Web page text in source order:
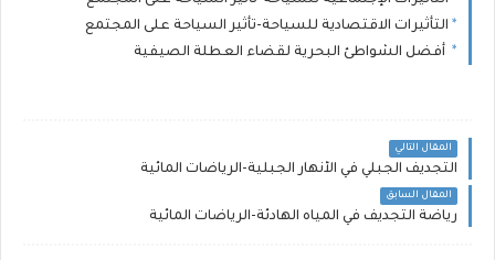
التأثيرات الاقتصادية للسياحة-تأثير السياحة على المجتمع
أفضل الشواطئ البحرية لقضاء العطلة الصيفية
المقال التالي
التجديف الجبلي في الأنهار الجبلية-الرياضات المائية
المقال السابق
رياضة التجديف في المياه الهادئة-الرياضات المائية